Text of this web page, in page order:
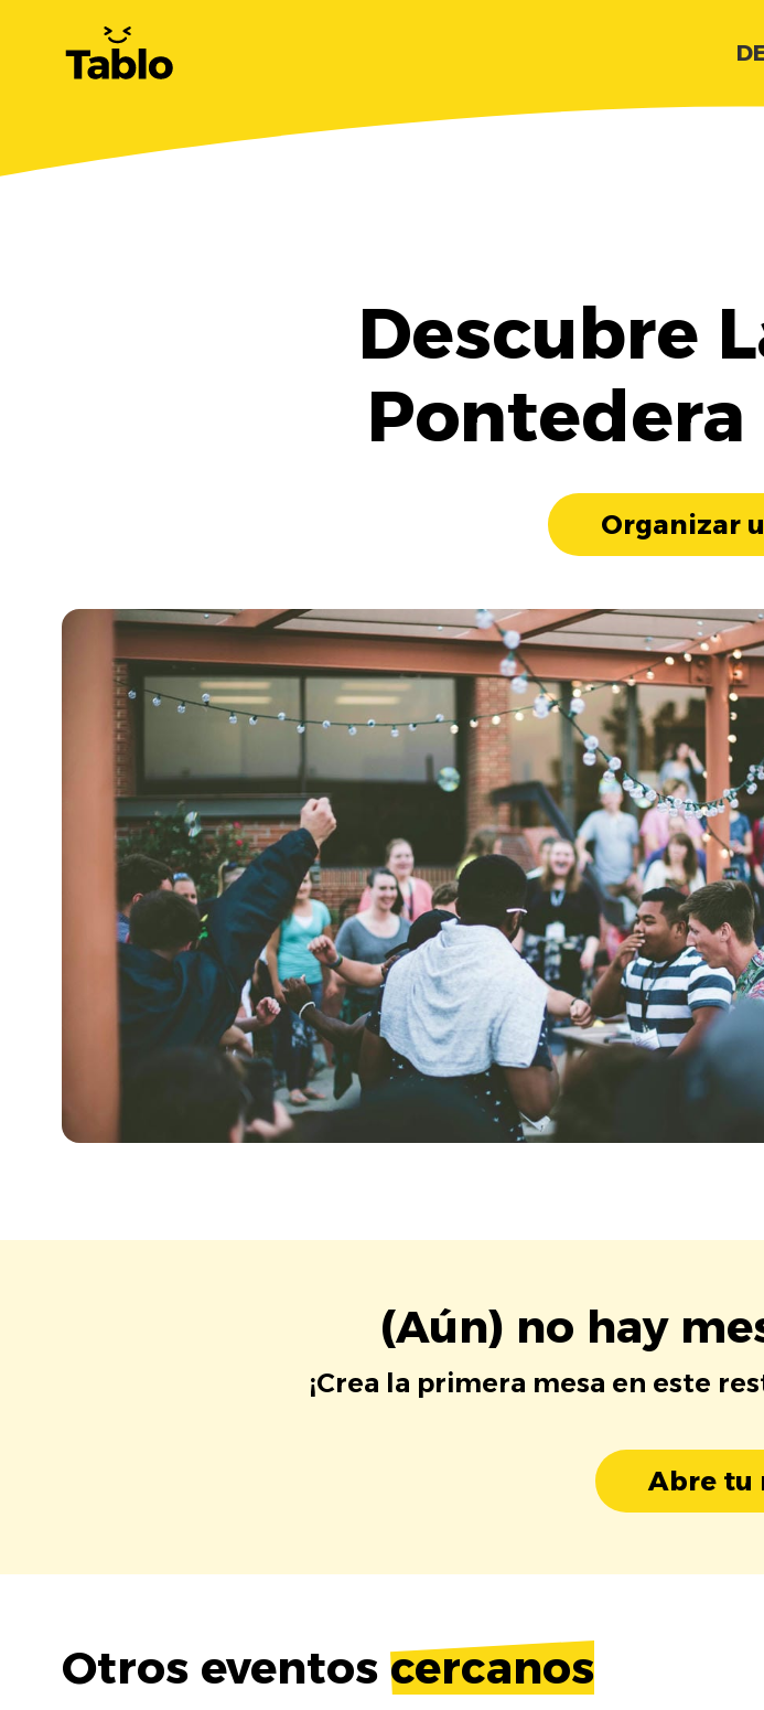
Descubre
Organizar
(Aún) no hay
¡Crea la primera mesa en este
Abre tu
Otros eventos cercanos